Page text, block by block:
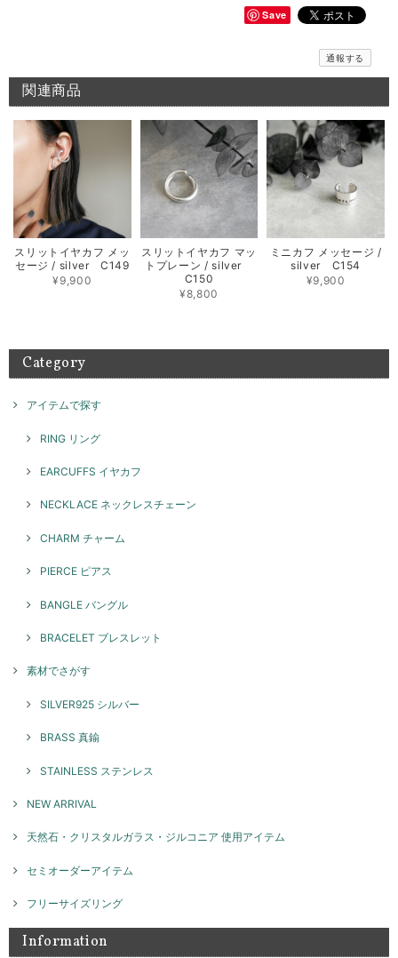
GENAC ROUEでは自分好みに重ね付けしてボリューム感
をプラス出来たり、ワンポイントでお手持ちのアイテムと
リングをお試しくださいませ。また、何かございましたら
メッセージバングル / silver B018
2026/06/10
期待通りのお品でとてもうれしいです 先月このシリーズのリングを横浜
で購入してとても気に入ったのでバングルも欲しくなりました 次回横浜
POP UPまで待てないのでこちらで購入出来て よかったです 孫がいる年
齢ですが、このリング＆バングルを身に付けて かっこいいBABA目指し
ます！
お気に召して頂き大変嬉しく思います。 横浜のイベントご
とてもかわいいです！ 重ね付けにまた他のリングも揃えていきたいで
ざいました。 お気に召して頂き大変嬉しく思います。たく
で楽しんでいただけるリングですのでぜひ、また機会がご
ざいましたらよろしくお願いいたします。
本日お品物受け取りました 思っていた通りの素敵なアクセサリーでし
ざいました。 お気に召して頂き大変嬉しく思います！たく
たらよろしくお願いいたします。
ネックレスチャーム ナンバー / silver NP026
Save
通報する
関連商品
スリットイヤカフ メッ
セージ / silver C149
¥9,900
スリットイヤカフ マッ
トプレーン / silver
C150
¥8,800
ミニカフ メッセージ /
silver C154
¥9,900
Category
アイテムで探す
RING リング
EARCUFFS イヤカフ
NECKLACE ネックレスチェーン
CHARM チャーム
PIERCE ピアス
BANGLE バングル
BRACELET ブレスレット
素材でさがす
SILVER925 シルバー
BRASS 真鍮
STAINLESS ステンレス
NEW ARRIVAL
天然石・クリスタルガラス・ジルコニア 使用アイテム
セミオーダーアイテム
フリーサイズリング
Information